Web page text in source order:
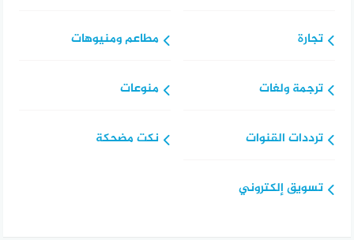
تجارة
ترجمة ولغات
ترددات القنوات
تسويق إلكتروني
مطاعم ومنيوهات
منوعات
نكت مضحكة